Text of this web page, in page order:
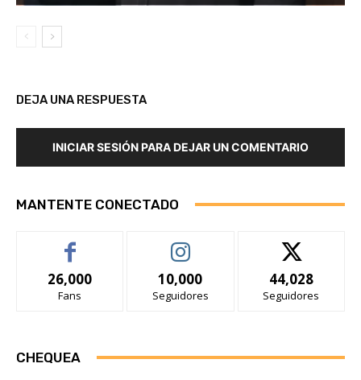
DEJA UNA RESPUESTA
INICIAR SESIÓN PARA DEJAR UN COMENTARIO
MANTENTE CONECTADO
26,000
Fans
10,000
Seguidores
44,028
Seguidores
CHEQUEA